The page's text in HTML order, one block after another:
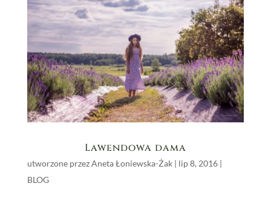
Lawendowa dama
utworzone przezAneta Łoniewska-Żak| lip 8, 2016|
BLOG